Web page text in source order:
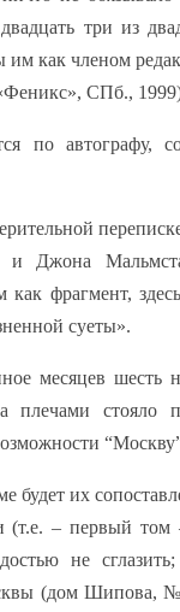
три из
как членом
СПб.,
по автографу,
и Джона
фрагмент,
суеты».
месяцев шесть
стояло
будет их
(т.е. – первый
не
(дом Шипова,